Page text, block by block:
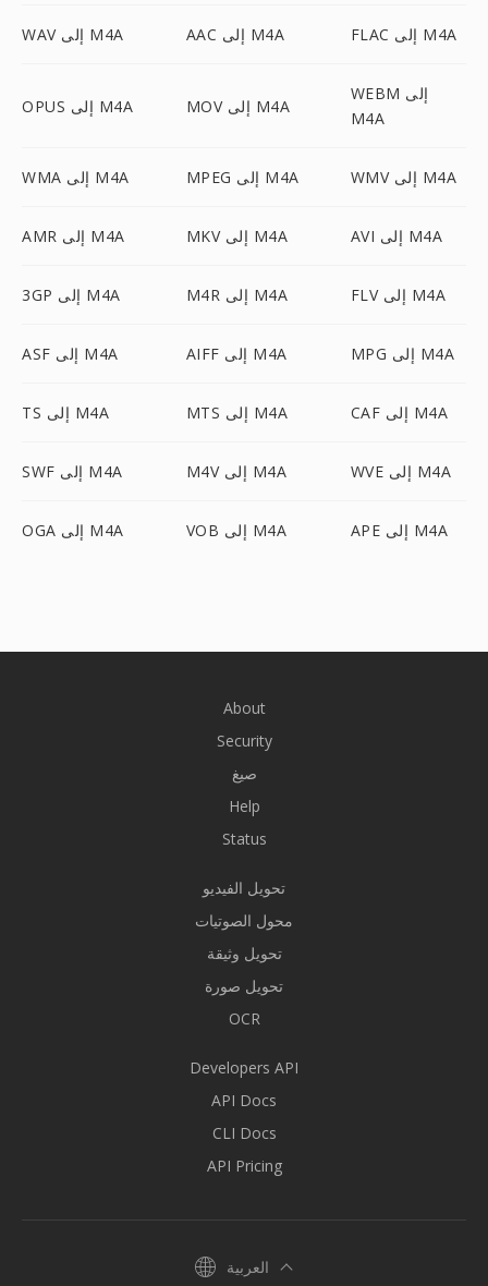
WAV إلى M4A AAC إلى M4A FLAC إلى M4A
OPUS إلى M4A MOV إلى M4A
WEBM إلى
M4A
WMA إلى M4A MPEG إلى M4A WMV إلى M4A
AMR إلى M4A MKV إلى M4A AVI إلى M4A
3GP إلى M4A M4R إلى M4A FLV إلى M4A
ASF إلى M4A AIFF إلى M4A MPG إلى M4A
TS إلى M4A MTS إلى M4A CAF إلى M4A
SWF إلى M4A M4V إلى M4A WVE إلى M4A
OGA إلى M4A VOB إلى M4A APE إلى M4A
About
Security
صيغ
Help
Status
تحويل الفيديو
محول الصوتيات
تحويل وثيقة
تحويل صورة
OCR
Developers API
API Docs
CLI Docs
API Pricing
العربية